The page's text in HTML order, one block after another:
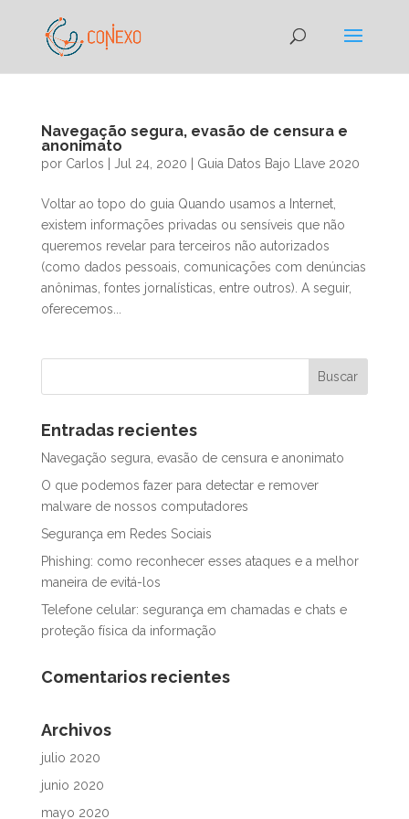
Navegação segura, evasão de censura e
anonimato
por Carlos Jul 24, 2020 Guia Datos Bajo Llave 2020
Voltar ao topo do guia Quando usamos a Internet,
existem informações privadas ou sensíveis que não
queremos revelar para terceiros não autorizados
(como dados pessoais, comunicações com denúncias
anônimas, fontes jornalísticas, entre outros). A seguir,
oferecemos...
Entradas recientes
Navegação segura, evasão de censura e anonimato
O que podemos fazer para detectar e remover
malware de nossos computadores
Segurança em Redes Sociais
Phishing: como reconhecer esses ataques e a melhor
maneira de evitá-los
Telefone celular: segurança em chamadas e chats e
proteção física da informação
Comentarios recientes
Archivos
julio 2020
junio 2020
mayo 2020